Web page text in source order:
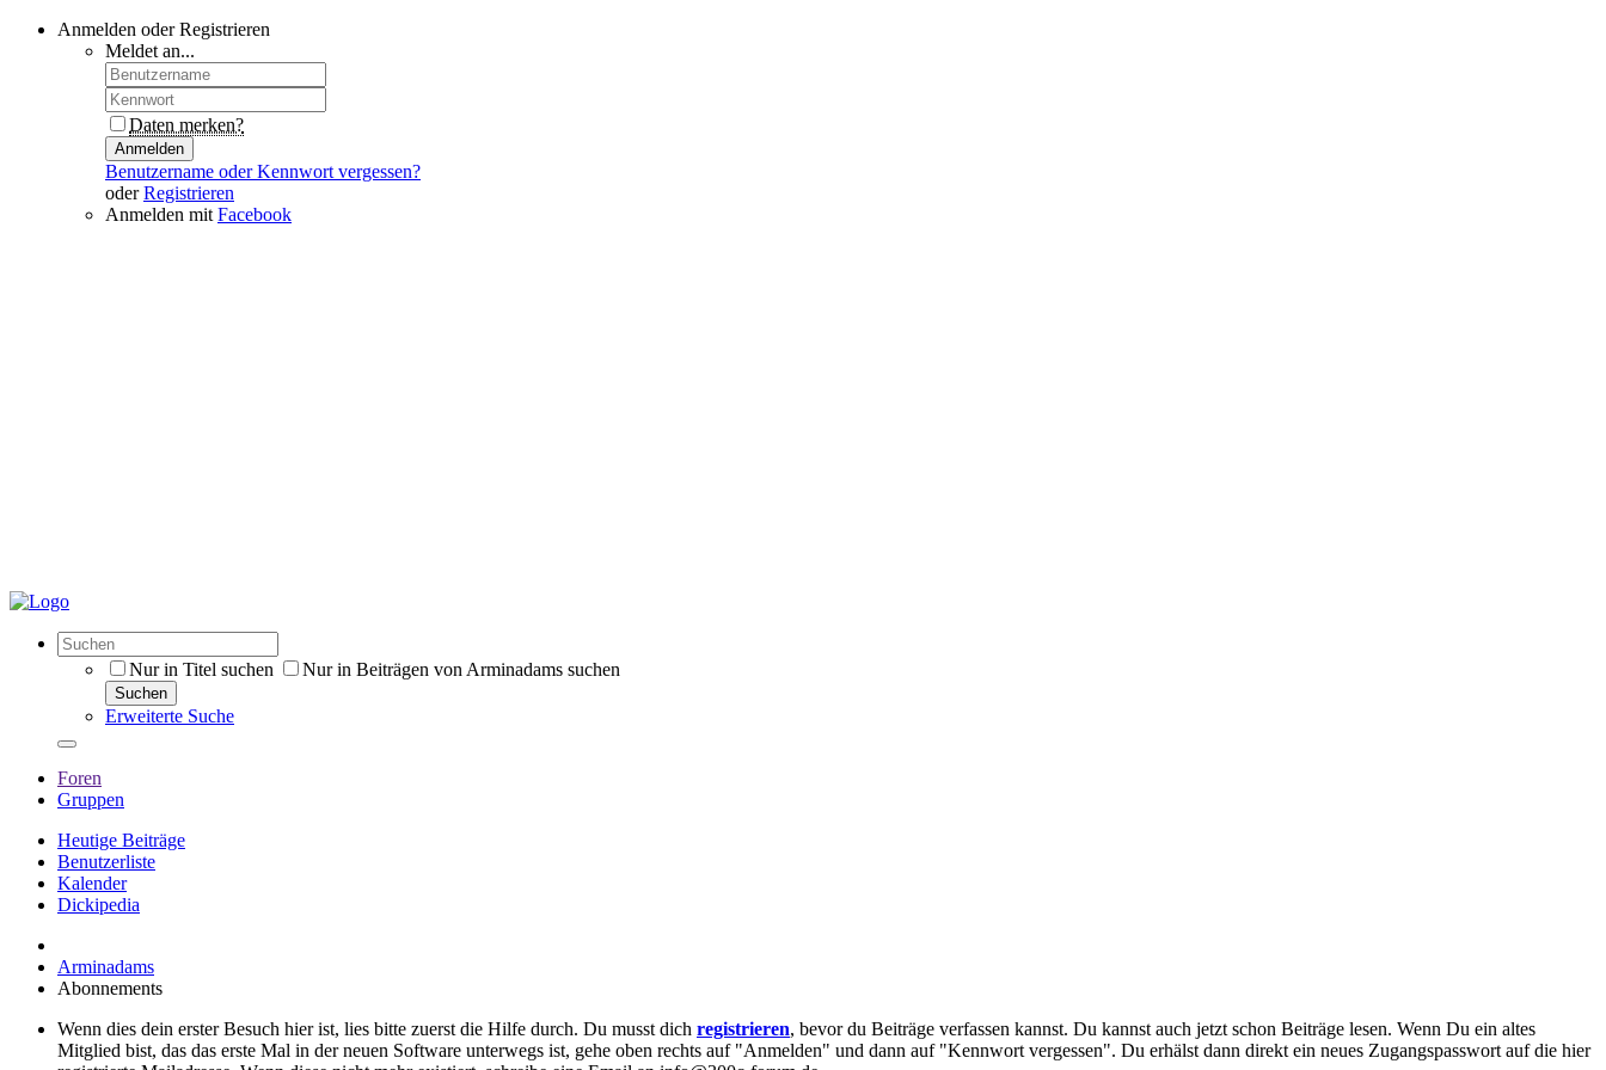
Anmelden oder Registrieren
Meldet an...
Daten merken?
Anmelden
Benutzername oder Kennwort vergessen?
oderRegistrieren
Anmelden mit Facebook
Nur in Titel suchen Nur in Beiträgen von Arminadams suchen
Suchen
Erweiterte Suche
Foren
Gruppen
Heutige Beiträge
Benutzerliste
Kalender
Dickipedia
Arminadams
Abonnements
Wenn dies dein erster Besuch hier ist, lies bitte zuerst die Hilfe durch. Du musst dich registrieren, bevor du Beiträge verfassen kannst. Du kannst auch jetzt schon Beiträge lesen. Wenn Du ein altes
Mitglied bist, das das erste Mal in der neuen Software unterwegs ist, gehe oben rechts auf "Anmelden" und dann auf "Kennwort vergessen". Du erhälst dann direkt ein neues Zugangspasswort auf die hier